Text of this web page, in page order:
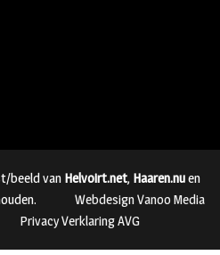
beeld van Helvoirt.net, Haaren.nuen
Webdesign Vanoo Media
Privacy Verklaring AVG